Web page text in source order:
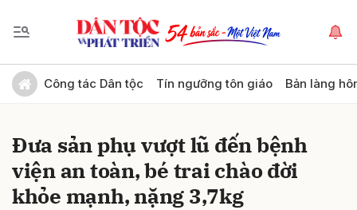
Công tác Dân tộc Tín ngưỡng tôn giáo Bản làng
Đưa sản phụ vượt lũ đến bệnh
viện an toàn, bé trai chào đời
khỏe mạnh, nặng 3,7kg
Gửi bình luận